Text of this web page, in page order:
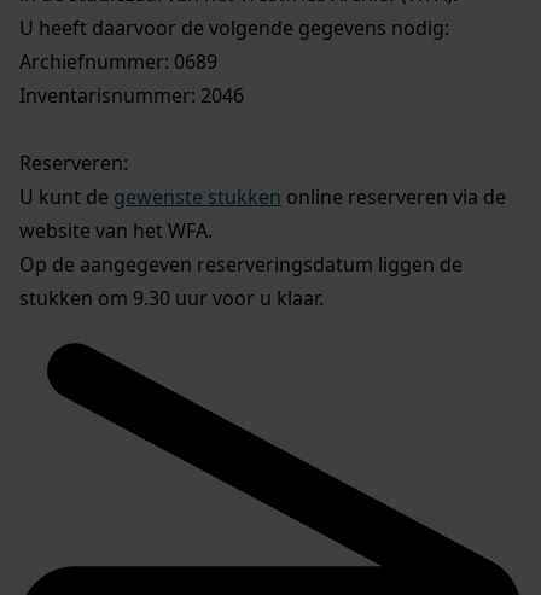
U heeft daarvoor de volgende gegevens nodig:
Archiefnummer: 0689
Inventarisnummer: 2046
Reserveren:
U kunt de gewenste stukken online reserveren via de
website van het WFA.
Op de aangegeven reserveringsdatum liggen de
stukken om 9.30 uur voor u klaar.